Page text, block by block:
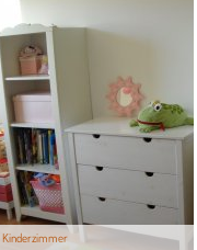
Kinderzimmer